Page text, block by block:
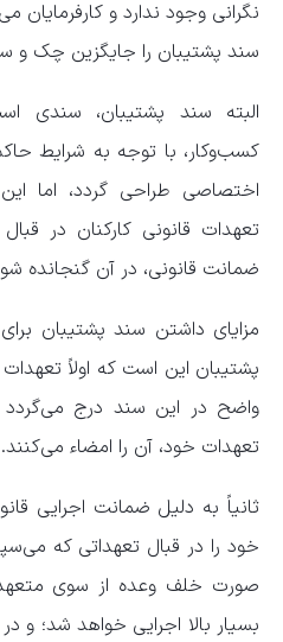
نگرانی وجود ندارد و کارفرمایان
سند پشتیبان را جایگزین چک و
البته سند پشتیبان، سندی
کسب‌وکار، با توجه به شرایط
اختصاصی طراحی گردد، اما
تعهدات قانونی کارکنان در
ضمانت قانونی، در آن گنجانده
مزایای داشتن سند پشتیبان
پشتیبان این است که اولاً تعهدات
واضح در این سند درج می‌گردد
تعهدات خود، آن را امضاء می‌کنند.
ثانیاً به دلیل ضمانت اجرایی
خود را در قبال تعهداتی که
صورت خلف وعده از سوی
بسیار بالا اجرایی خواهد شد؛ و